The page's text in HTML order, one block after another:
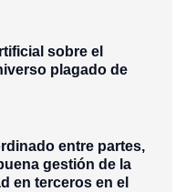
sobre el
plagado de
entre partes,
gestión de la
en terceros en el